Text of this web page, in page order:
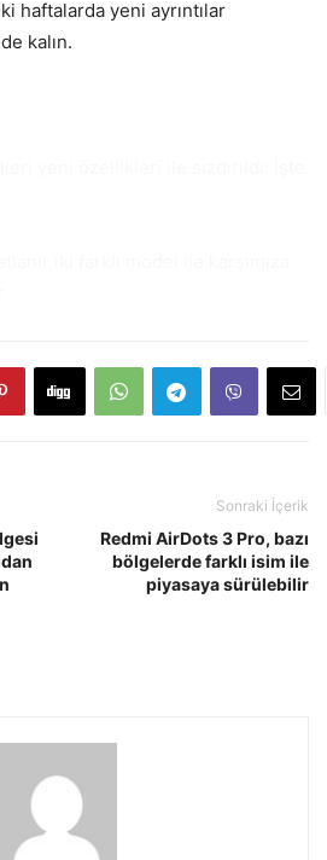
haftalarda yeni ayrıntılar
kalın.
Sonraki İçerik
Redmi AirDots 3 Pro, bazı
bölgelerde farklı isim ile
piyasaya sürülebilir